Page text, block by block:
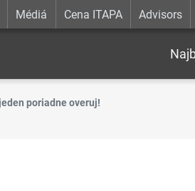
Médiá Cena ITAPA Advisors
poriadne overuj!